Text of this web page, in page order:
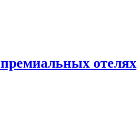
отелях